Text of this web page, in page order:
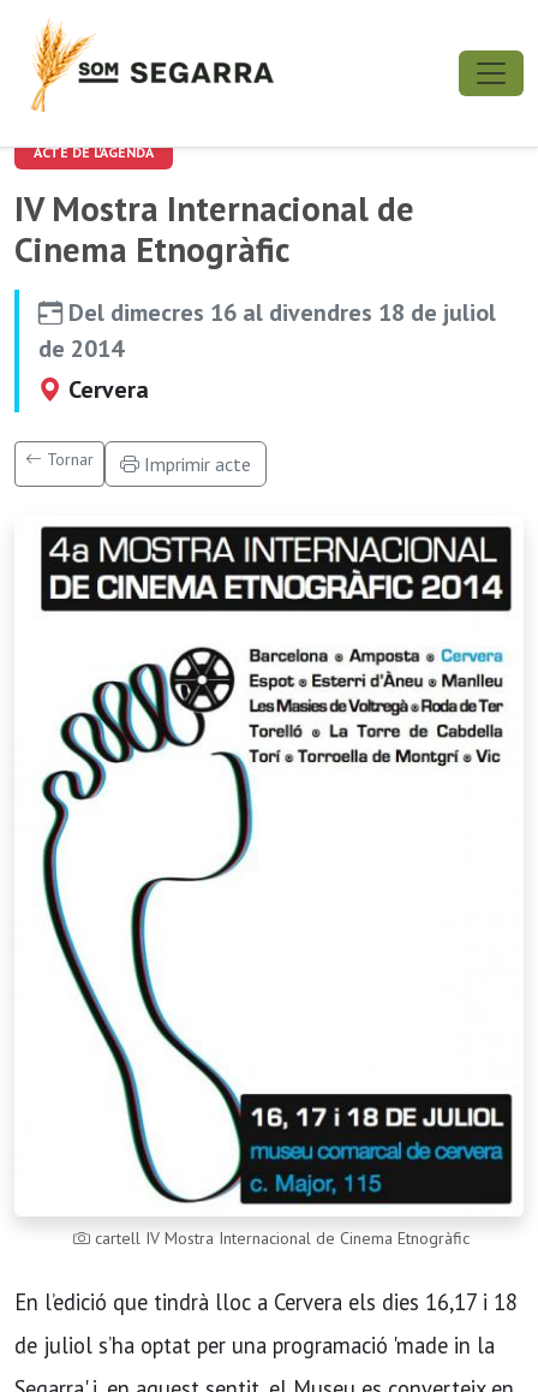
ACTE DE L'AGENDA
IV Mostra Internacional de
Cinema Etnogràfic
Del dimecres 16 al divendres 18 de juliol
de 2014
Cervera
Tornar Imprimir acte
cartell IV Mostra Internacional de Cinema Etnogràfic
En l’edició que tindrà lloc a Cervera els dies 16,17 i 18
de juliol s’ha optat per una programació 'made in la